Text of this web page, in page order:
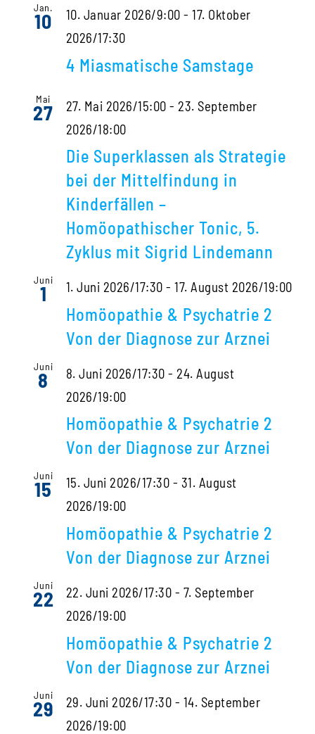
Jan.
10 10. Januar 2026/9:00 -17. Oktober
2026/17:30
4 Miasmatische Samstage
Mai
27 27. Mai 2026/15:00 -23. September
2026/18:00
Die Superklassen als Strategie
bei der Mittelfindung in
Kinderfällen –
Homöopathischer Tonic, 5.
Zyklus mit Sigrid Lindemann
Juni
1 1. Juni 2026/17:30 -17. August 2026/19:00
Homöopathie & Psychatrie 2
Von der Diagnose zur Arznei
Juni
8 8. Juni 2026/17:30 -24. August
2026/19:00
Homöopathie & Psychatrie 2
Von der Diagnose zur Arznei
Juni
15 15. Juni 2026/17:30 - 31. August
2026/19:00
Homöopathie & Psychatrie 2
Von der Diagnose zur Arznei
Juni
22 22. Juni 2026/17:30 - 7. September
2026/19:00
Homöopathie & Psychatrie 2
Von der Diagnose zur Arznei
Juni
29 29. Juni 2026/17:30 - 14. September
2026/19:00